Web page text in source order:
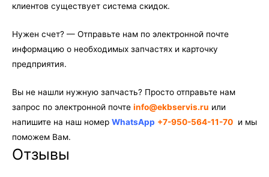
клиентов существует система скидок.
Нужен счет? — Отправьте нам по электронной почте
информацию о необходимых запчастях и карточку
предприятия.
Вы не нашли нужную запчасть? Просто отправьте нам
запрос по электронной почте info@ekbservis.ru или
напишите на наш номер WhatsApp +7-950-564-11-70 и мы
поможем Вам.
Отзывы